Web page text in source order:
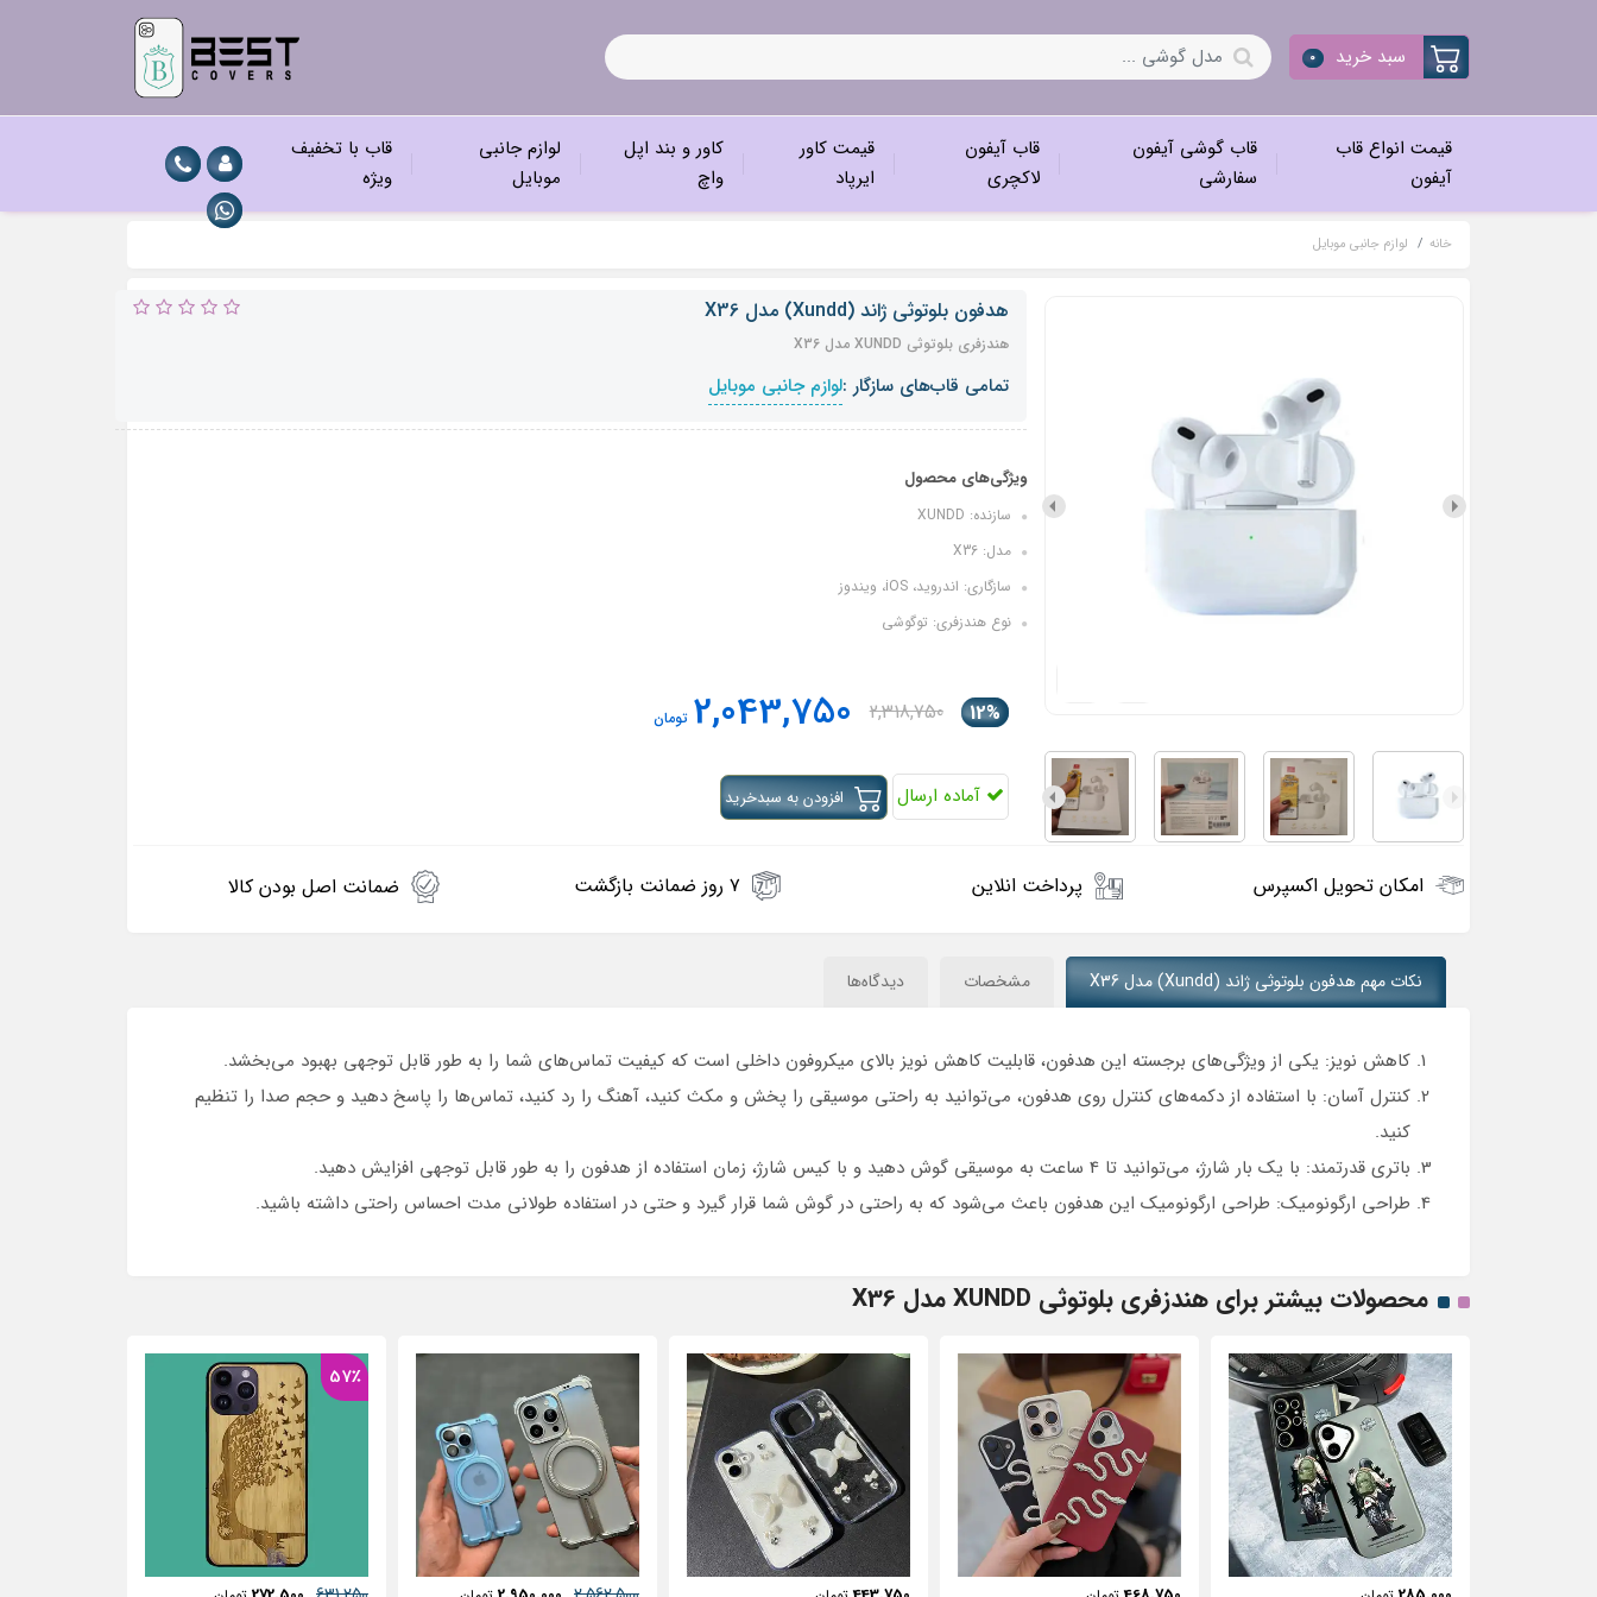
سبد خرید 0
قیمت انواع قاب
آیفون
قاب گوشی آیفون
سفارشی
قاب آیفون
لاکچری
قیمت کاور
ایرپاد
کاور و بند اپل
واچ
لوازم جانبی
موبایل
قاب با تخفیف
ویژه
خانه لوازم جانبی موبایل
هدفون بلوتوثی ژاند (Xundd) مدل X36
هندزفری بلوتوثی XUNDD مدل X36
تمامی قاب‌های سازگار :لوازم جانبی موبایل
ویژگی‌های محصول
سازنده: XUNDD
مدل: X36
سازگاری: اندروید، iOS، ویندوز
نوع هندزفری: توگوشی
12%
2,318,750
2,043,750 تومان
آماده ارسال افزودن به سبدخرید
امکان تحویل اکسپرس پرداخت انلاین ۷ روز ضمانت بازگشت ضمانت اصل بودن کالا
نکات مهم هدفون بلوتوثی ژاند (Xundd) مدل X36 مشخصات دیدگاه‌ها
کاهش نویز: یکی از ویژگی‌های برجسته این هدفون، قابلیت کاهش نویز بالای میکروفون داخلی است که کیفیت تماس‌های شما را به طور قابل توجهی بهبود می‌بخشد.
کنترل آسان: با استفاده از دکمه‌های کنترل روی هدفون، می‌توانید به راحتی موسیقی را پخش و مکث کنید، آهنگ را رد کنید، تماس‌ها را پاسخ دهید و حجم صدا را تنظیم
کنید.
باتری قدرتمند: با یک بار شارژ، می‌توانید تا 4 ساعت به موسیقی گوش دهید و با کیس شارژ، زمان استفاده از هدفون را به طور قابل توجهی افزایش دهید.
طراحی ارگونومیک: طراحی ارگونومیک این هدفون باعث می‌شود که به راحتی در گوش شما قرار گیرد و حتی در استفاده طولانی مدت احساس راحتی داشته باشید.
محصولات بیشتر برای هندزفری بلوتوثی XUNDD مدل X36
57٪ 37٪